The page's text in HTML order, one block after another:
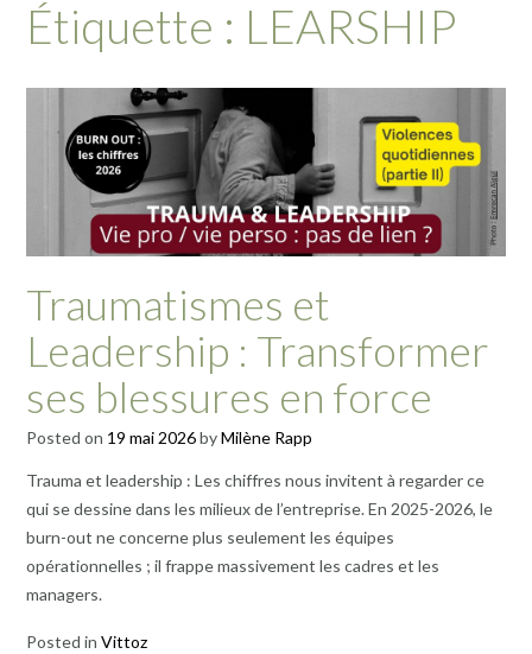
Étiquette : LEARSHIP
Traumatismes et
Leadership : Transformer
ses blessures en force
Posted on 19 mai 2026byMilène Rapp
Trauma et leadership : Les chiffres nous invitent à regarder ce
qui se dessine dans les milieux de l’entreprise. En 2025-2026, le
burn-out ne concerne plus seulement les équipes
opérationnelles ; il frappe massivement les cadres et les
managers.
Posted in Vittoz